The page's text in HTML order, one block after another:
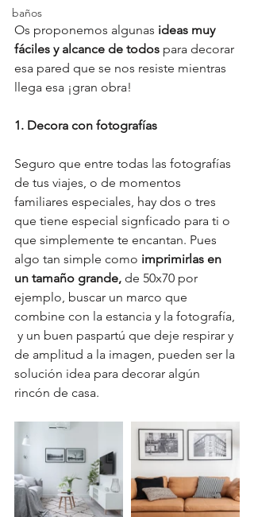
baños
Os proponemos algunas ideas muy
fáciles y alcance de todos para decorar
esa pared que se nos resiste mientras
llega esa ¡gran obra!
1. Decora con fotografías
Seguro que entre todas las fotografías
de tus viajes, o de momentos
familiares especiales, hay dos o tres
que tiene especial signficado para ti o
que simplemente te encantan. Pues
algo tan simple como imprimirlas en
un tamaño grande, de 50x70 por
ejemplo, buscar un marco que
combine con la estancia y la fotografía,
y un buen paspartú que deje respirar y
de amplitud a la imagen, pueden ser la
solución idea para decorar algún
rincón de casa.